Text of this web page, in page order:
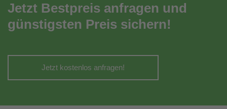
Jetzt Bestpreis anfragen und
günstigsten Preis sichern!
Jetzt kostenlos anfragen!